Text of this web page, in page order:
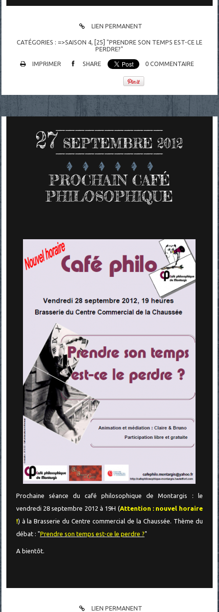
LIEN PERMANENT
CATÉGORIES : =>SAISON 4, [25] "PRENDRE SON TEMPS EST-CE LE
PERDRE?"
IMPRIMER SHARE 0 COMMENTAIRE
27 SEPTEMBRE 2012
PROCHAIN CAFÉ
PHILOSOPHIQUE
Prochaine séance du café philosophique de Montargis : le
vendredi 28 septembre 2012 à 19H (Attention : nouvel horaire
!) à la Brasserie du Centre commercial de la Chaussée. Thème du
débat : "Prendre son temps est-ce le perdre ?"
A bientôt.
LIEN PERMANENT